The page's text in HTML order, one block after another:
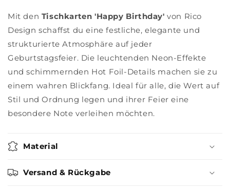
Mit den Tischkarten 'Happy Birthday' von Rico
Design schaffst du eine festliche, elegante und
strukturierte Atmosphäre auf jeder
Geburtstagsfeier. Die leuchtenden Neon-Effekte
und schimmernden Hot Foil-Details machen sie zu
einem wahren Blickfang. Ideal für alle, die Wert auf
Stil und Ordnung legen und ihrer Feier eine
besondere Note verleihen möchten.
Material
Versand & Rückgabe